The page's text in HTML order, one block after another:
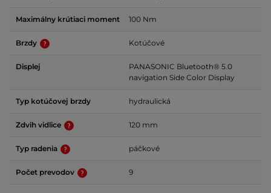
Maximálny krútiaci moment 100 Nm
Brzdy Kotúčové
Displej
PANASONIC Bluetooth® 5.0
navigation Side Color Display
Typ kotúčovej brzdy hydraulická
Zdvih vidlice 120 mm
Typ radenia páčkové
Počet prevodov 9